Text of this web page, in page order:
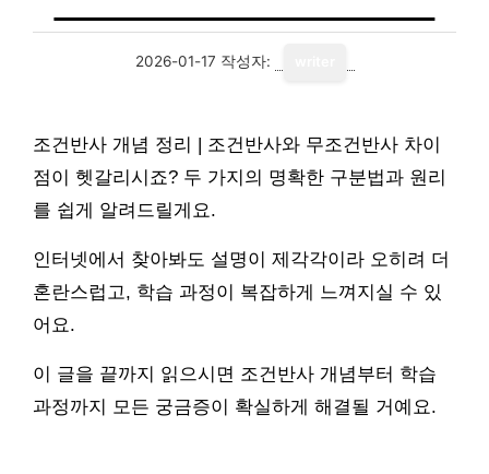
2026-01-17 작성자:
조건반사 개념 정리 | 조건반사와 무조건반사 차이
점이 헷갈리시죠? 두 가지의 명확한 구분법과 원리
를 쉽게 알려드릴게요.
인터넷에서 찾아봐도 설명이 제각각이라 오히려 더
혼란스럽고, 학습 과정이 복잡하게 느껴지실 수 있
어요.
이 글을 끝까지 읽으시면 조건반사 개념부터 학습
과정까지 모든 궁금증이 확실하게 해결될 거예요.